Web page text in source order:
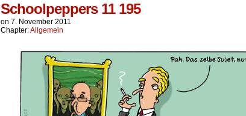
Schoolpeppers 11 195
on 7. November 2011
Chapter:Allgemein